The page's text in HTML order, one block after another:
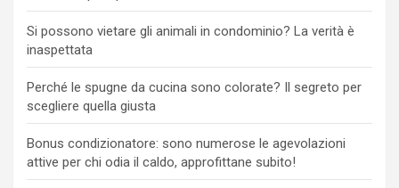
Si possono vietare gli animali in condominio? La verità è
inaspettata
Perché le spugne da cucina sono colorate? Il segreto per
scegliere quella giusta
Bonus condizionatore: sono numerose le agevolazioni
attive per chi odia il caldo, approfittane subito!